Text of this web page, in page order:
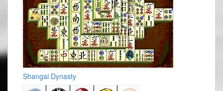
Shangai Dynasty